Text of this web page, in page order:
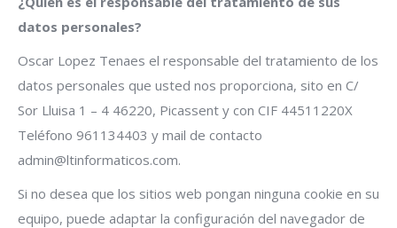
datos personales?
Oscar Lopez Tenaes el responsable del tratamiento de los
datos personales que usted nos proporciona, sito en C/
Sor Lluisa 1 – 4 46220, Picassent y con CIF 44511220X
Teléfono 961134403 y mail de contacto
admin@ltinformaticos.com.
Si no desea que los sitios web pongan ninguna cookie en su
equipo, puede adaptar la configuración del navegador de